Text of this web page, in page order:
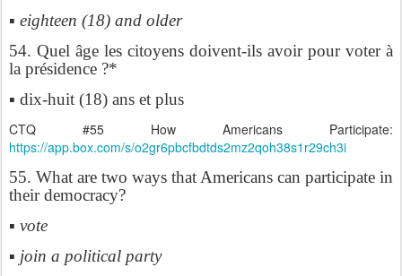
▪ eighteen (18) and older
54. Quel âge les citoyens doivent-ils avoir pour voter à
la présidence ?*
▪ dix-huit (18) ans et plus
CTQ #55 How Americans Participate:
https://app.box.com/s/o2gr6pbcfbdtds2mz2qoh38s1r29ch3i
55. What are two ways that Americans can participate in
their democracy?
▪ vote
▪ join a political party